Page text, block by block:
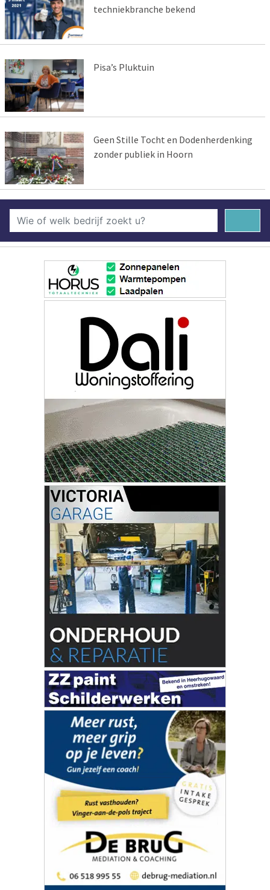
techniekbranche bekend
Pisa’s Pluktuin
Geen Stille Tocht en Dodenherdenking
zonder publiek in Hoorn